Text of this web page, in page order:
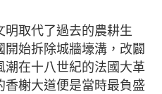
取代了過去的農耕生
始拆除城牆壕溝，改闢
在十八世紀的法國大革
榭大道便是當時最負盛